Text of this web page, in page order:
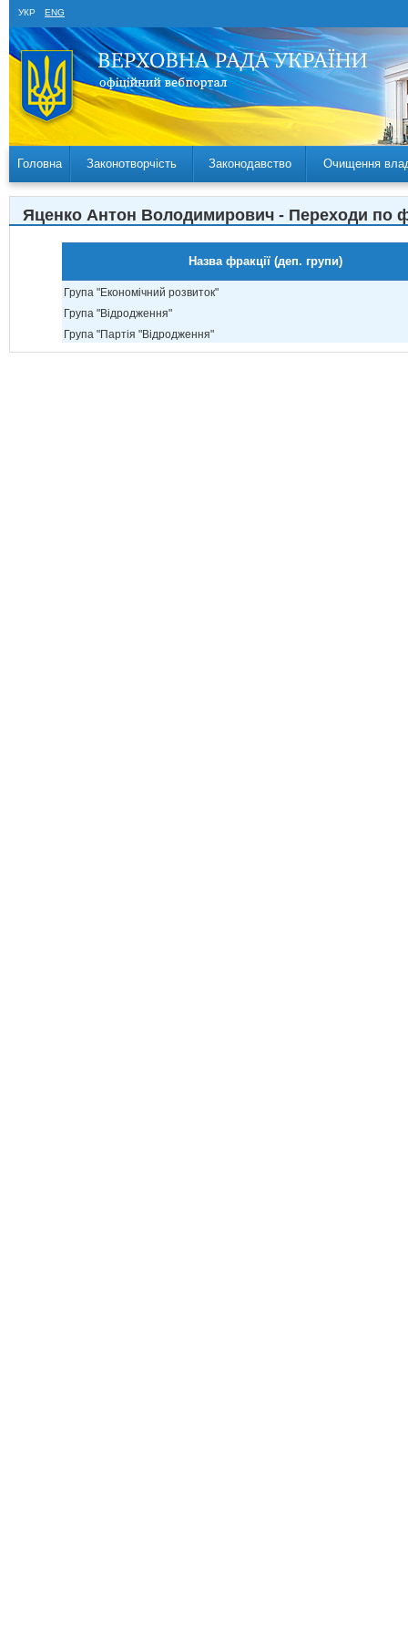
УКР ENG
Головна Законотворчість Законодавство Очищення
Яценко Антон Володимирович - Переходи по
Назва фракції (деп. групи)
Група "Економічний розвиток"
Група "Відродження"
Група "Партія "Відродження"